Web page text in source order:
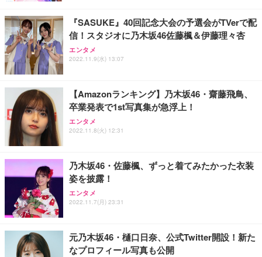
務用 おしゃれ パソコンチェア (ブラック)
Sezlife オフィスチェア デスクチェア 疲れない テレ
ワーク チェア 強化バックレスト 30度ロッキング機
能 人間工学 椅子 腰サポート 90度跳ね上げ式アーム
務用 おしゃれ パソコンチェア (ホワイト)
ANDWINT オフィスチェア デスクチェア 肘なし メ
ッシュ 通気性 ランバーサポート付き 腰サポート ガ
ス圧無段階昇降 360度回転 キャスター付き コンパク
【整備済み品】Dell E2724HS 27インチ 液晶モニタ
ー フルHD（1920×1080）VA 非光沢 HDMI/DisplayP
ort/VGA スピーカー内蔵 高さ調整 スイベル VESA対
【MiniLED/24.5inch/280Hz/FHD】GRAPHT THE S
HOOTER Gaming Monitor 24” Essential ゲーミン
グモニター QD 24.5インチ 1ms FHD 量子ドット 残
Smart Basic(スマートベーシック) 【Amazon.co.jp
限定】 Smart Basic アイリスオーヤマ ペットシーツ
超厚型 お徳用 ワイド 100枚入 (x 1) (ケース販売)
アイリスオーヤマ ペットシーツ 超厚型 お徳用 レギ
ュラー 200枚入【Amazon.co.jp限定】
『SASUKE』40回記念大会の予選会がTVerで配
信！スタジオに乃木坂46佐藤楓＆伊藤理々杏
エンタメ
2022.11.9(水) 13:07
【Amazonランキング】乃木坂46・齋藤飛鳥、
卒業発表で1st写真集が急浮上！
エンタメ
2022.11.8(火) 12:31
乃木坂46・佐藤楓、ずっと着てみたかった衣装
姿を披露！
エンタメ
2022.11.7(月) 23:31
元乃木坂46・樋口日奈、公式Twitter開設！新た
なプロフィール写真も公開